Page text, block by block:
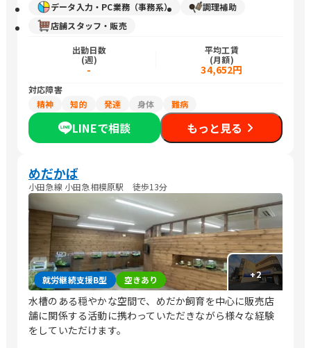
データ入力・PC業務（事務系）
調理補助
店舗スタッフ・販売
出勤日数
(週)
-
平均工賃
(月額)
34,652円
対応障害
精神
知的 発達 身体 難病
LINEで相談 もっと見る
めだかば
小田急線 小田急相模原駅 徒歩13分
+2
就労継続支援B型 空きあり
水槽のある穏やかな空間で、めだか飼育を中心に販売店
舗に関係する活動に携わっていただきながら様々な経験
をしていただけます。